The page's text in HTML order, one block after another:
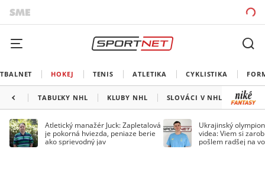
HOKEJ TENIS ATLETIKA CYKLISTIKA
TABUĽKY NHL KLUBY NHL SLOVÁCI V NHL
Atletický manažér Juck: Zapletalová
je pokorná hviezda, peniaze berie
ako sprievodný jav
Ukrajinský
videa: Viem si
pošlem radšej na